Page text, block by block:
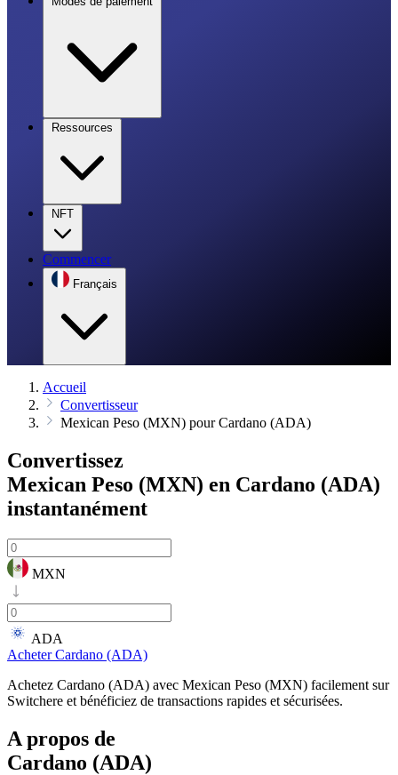
Ressources
NFT
Commencer
Français
Accueil
Convertisseur
Mexican Peso (MXN) pour Cardano (ADA)
Convertissez
Mexican Peso (MXN) en Cardano (ADA)
instantanément
MXN
ADA
Acheter Cardano (ADA)
Achetez Cardano (ADA) avec Mexican Peso (MXN) facilement sur
Switchere et bénéficiez de transactions rapides et sécurisées.
A propos de
Cardano (ADA)